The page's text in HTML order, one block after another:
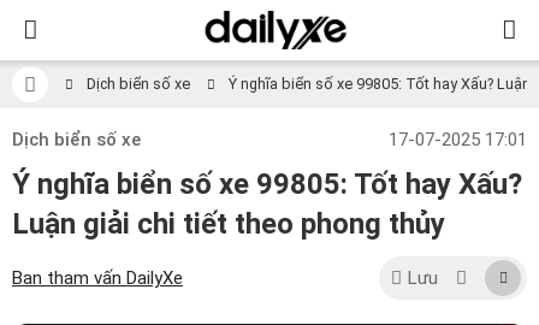
Dịch biển số xe Ý nghĩa biển số xe 99805: Tốt hay Xấu?
Dịch biển số xe 17-07-2025 17:01
Ý nghĩa biển số xe 99805: Tốt hay Xấu?
Luận giải chi tiết theo phong thủy
Ban tham vấn DailyXe Lưu